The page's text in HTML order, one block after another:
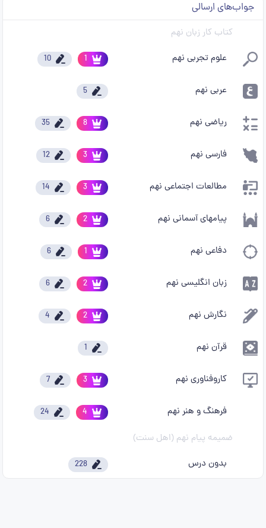
جواب‌های ارسالی
کتاب کار زبان نهم
علوم تجربی نهم
1
10
عربی نهم 5
ریاضی نهم 8
35
فارسی نهم 3
12
مطالعات اجتماعی نهم 3
14
پیامهای آسمانی نهم 2
6
دفاعی نهم 1
6
زبان انگلیسی نهم 2
6
نگارش نهم 2
4
قرآن نهم 1
کاروفناوری نهم 3
7
فرهنگ و هنر نهم 4
24
ضمیمه پیام نهم (اهل سنت)
بدون درس
228